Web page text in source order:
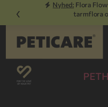
‹
Nyhed:Flora
tarmflora